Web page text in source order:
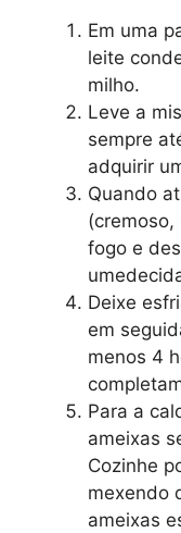
Em uma
leite
milho.
Leve a
sempre
adquirir
Quando
fogo e
Deixe
em
menos 4
Para a
ameixas
Cozinhe
mexendo
ameixas